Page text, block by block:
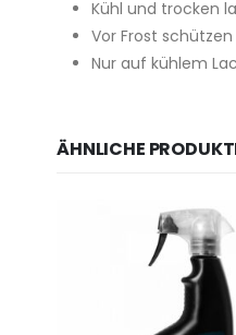
Kühl und trocken
Vor Frost schützen
Nur auf kühlem
ÄHNLICHE